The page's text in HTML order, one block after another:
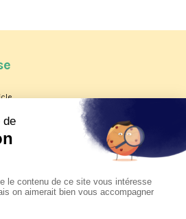
reportages d'été 2026 de KTO
visite pastorale du pape Léon
à Assise à suivre sur KTO le
6 août